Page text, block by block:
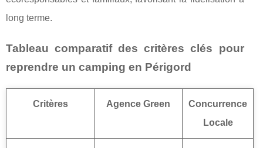
long terme.
Tableau comparatif des critères clés pour
reprendre un camping en Périgord
Critères Agence Green
Concurrence
Locale